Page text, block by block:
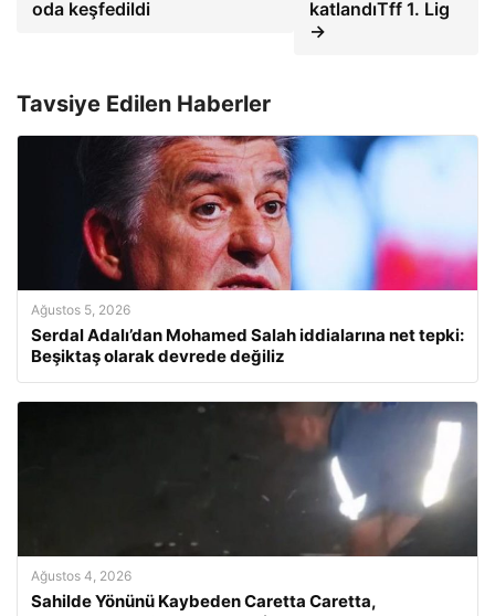
oda keşfedildi
katlandıTff 1. Lig
→
Tavsiye Edilen Haberler
Ağustos 5, 2026
Serdal Adalı’dan Mohamed Salah iddialarına net tepki:
Beşiktaş olarak devrede değiliz
Ağustos 4, 2026
Sahilde Yönünü Kaybeden Caretta Caretta,